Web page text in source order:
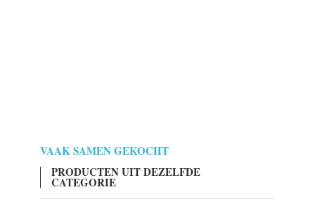
VAAK SAMEN GEKOCHT
PRODUCTEN UIT DEZELFDE
CATEGORIE